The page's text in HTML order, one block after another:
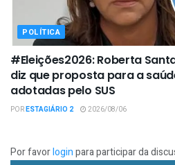
POLÍTICA
#Eleições2026: Roberta
diz que proposta para a
adotadas pelo SUS
PORESTAGIÁRIO 2 2026/08/06
Por favorloginpara participar da